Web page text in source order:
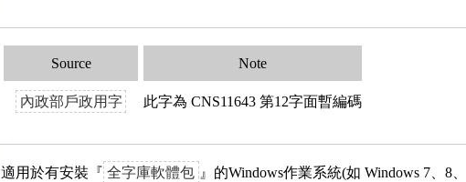
Source
內政部戶政用字
Note
此字為 CNS11643 第12字面暫編碼
適用於有安裝『 全字庫軟體包 』的Windows作業系統(如 Windows 7、8